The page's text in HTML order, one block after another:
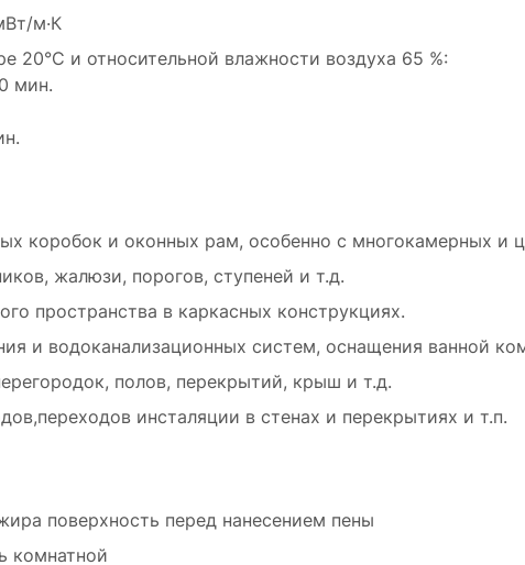
м·К
20°C и относительной влажности воздуха 65 %:
мин.
коробок и оконных рам, особенно с многокамерных и
жалюзи, порогов, ступеней и т.д.
пространства в каркасных конструкциях.
и водоканализационных систем, оснащения ванной
полов, перекрытий, крыш и т.д.
инсталяции в стенах и перекрытиях и т.п.
поверхность перед нанесением пены
комнатной